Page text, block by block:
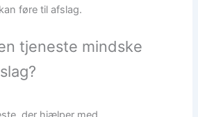
føre til afslag.
tjeneste mindske